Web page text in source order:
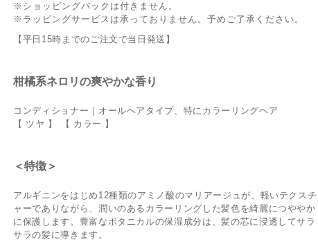
※ショッピングバックは付きません。
※ラッピングサービスは承っておりません。予めご了承ください。
【平日15時までのご注文で当日発送】
柑橘系ネロリの爽やかな⾹り
コンディショナー｜オールヘアタイプ、特にカラーリングヘア
【 ツヤ 】 【 カラー 】
＜特徴＞
アルギニンをはじめ12種類のアミノ酸のマリアージュが、軽いテクスチ
ャーでありながら、潤いのあるカラーリングした髪色を綺麗につややか
に保護します。豊富なボタニカルの保湿成分は、髪の芯に浸透してサラ
サラの髪に導きます。